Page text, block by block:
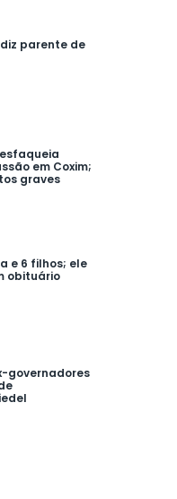
diz parente de
em Coxim;
graves
e 6 filhos; ele
obituário
governadores